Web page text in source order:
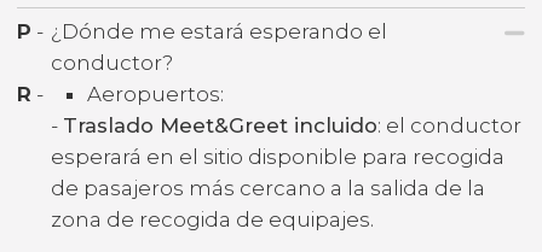
P - ¿Dónde me estará esperando el
conductor?
R -
Aeropuertos:
- Traslado Meet&Greet incluido: el conductor
esperará en el sitio disponible para recogida
de pasajeros más cercano a la salida de la
zona de recogida de equipajes.